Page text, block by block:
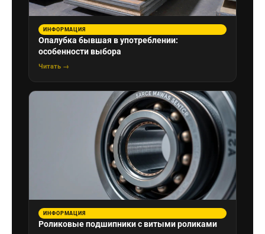
ИНФОРМАЦИЯ
Опалубка бывшая в употреблении:
особенности выбора
Читать →
ИНФОРМАЦИЯ
Роликовые подшипники с витыми роликами